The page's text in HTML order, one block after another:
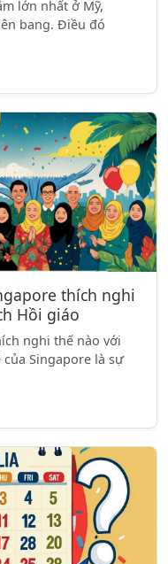
lớn nhất ở Mỹ,
bang. Điều đó
thích nghi
Hồi giáo
nghi thế nào với
Singapore là sự